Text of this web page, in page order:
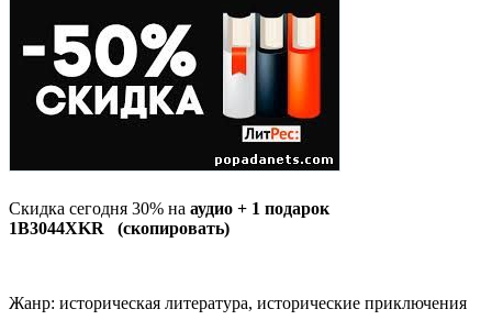
Скидка сегодня 30% на аудио + 1 подарок
1B3044XKR (скопировать)
Жанр: историческая литература, исторические приключения